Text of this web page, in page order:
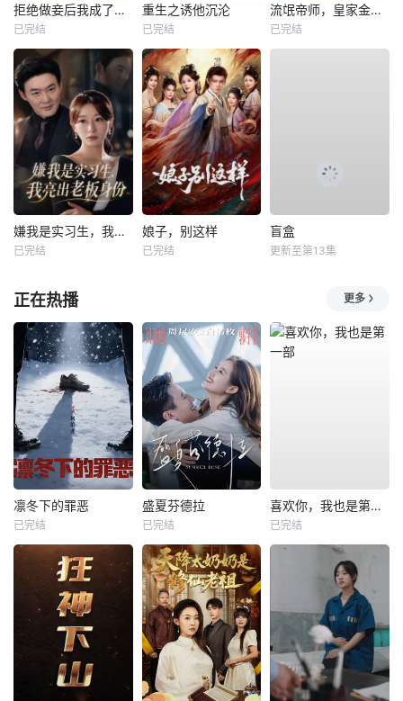
拒绝做妾后我成了太子侧妃
已完结
重生之诱他沉沦
已完结
流氓帝师，皇家金牌县令
已完结
嫌我是实习生，我亮出老板身份
已完结
娘子，别这样
已完结
盲盒
更新至第13集
正在热播 更多
凛冬下的罪恶
已完结
盛夏芬德拉
已完结
喜欢你，我也是第一部
已完结